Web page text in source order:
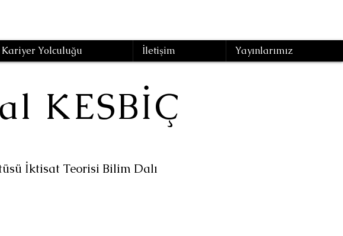
Kariyer Yolculuğu İletişim Yayınlarımız
KESBİÇ
İktisat Teorisi Bilim Dalı